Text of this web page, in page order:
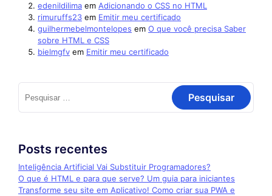
edenildilima em Adicionando o CSS no HTML
rimuruffs23 em Emitir meu certificado
guilhermebelmontelopes em O que você precisa Saber
sobre HTML e CSS
bielmgfv em Emitir meu certificado
Posts recentes
Inteligência Artificial Vai Substituir Programadores?
O que é HTML e para que serve? Um guia para iniciantes
Transforme seu site em Aplicativo! Como criar sua PWA e